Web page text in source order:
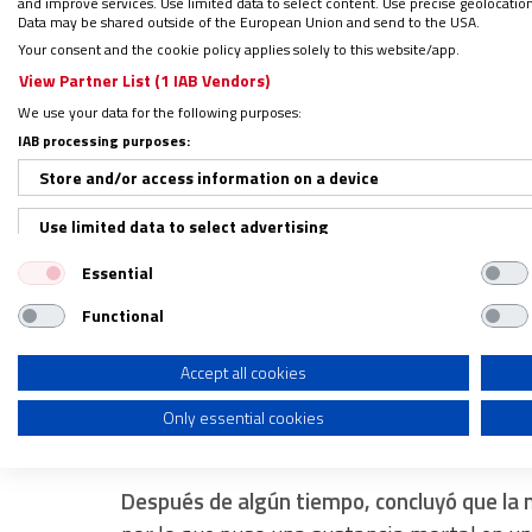
De acuerdo con ellibro ‘Tradiciones y
Arizpe, en la época de la Nueva España
,
habrían visto envueltos en un milagro.
Don Fermín era un hombre rico, que
celebración, volvía de nuevo a su hogar,
Fermín –quien tenía fama de ser muy
y besaba con humildad los
Don Ismael Treviño, por su parte,
Azueta, de tal suerte que buscaba
el día en que quería verlo muerto.
Después de algún tiempo, concluyó que
Data may be shared outside of the European Union and send to the USA.
Your consent and the cookie policy applies solely to this website/app.
View Partner List (1 IAB Vendors)
We use your data for the following purposes:
IAB processing purposes:
Store and/or access information on a device
Use limited data to select advertising
Create profiles for personalised advertising
Use profiles to select personalised advertising
Create profiles to personalise content
Use profiles to select personalised content
Measure content performance
Essential
Functional
Accept all cookies
Only essential cookies